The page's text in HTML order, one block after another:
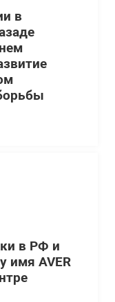
в
в РФ и
имя AVER